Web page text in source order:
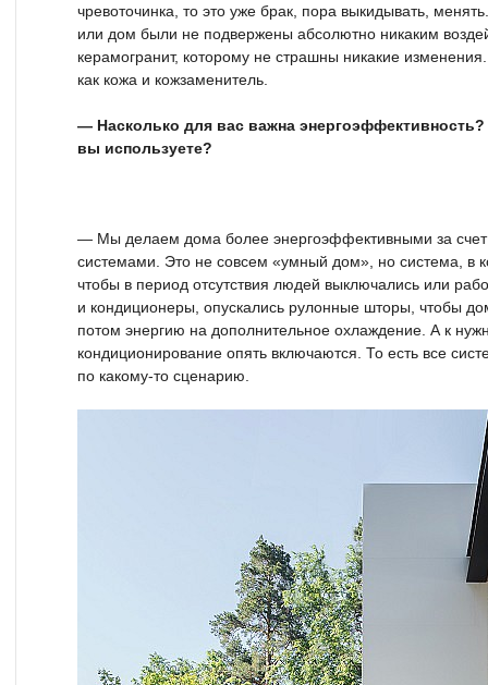
чревоточинка, то это уже брак, пора выкидывать,
или дом были не подвержены абсолютно никаким
керамогранит, которому не страшны никакие
как кожа и кожзаменитель.
— Насколько для вас важна
вы используете?
— Мы делаем дома более энергоэффективными за
системами. Это не совсем «умный дом», но система, в
чтобы в период отсутствия людей выключались или
и кондиционеры, опускались рулонные шторы, чтобы
потом энергию на дополнительное охлаждение. А к
кондиционирование опять включаются. То есть все
по какому-то сценарию.